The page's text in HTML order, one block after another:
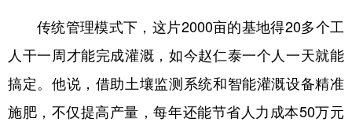
传统管理模式下，这片2000亩的基地得20多个工
人干一周才能完成灌溉，如今赵仁泰一个人一天就能
搞定。他说，借助土壤监测系统和智能灌溉设备精准
施肥，不仅提高产量，每年还能节省人力成本50万元